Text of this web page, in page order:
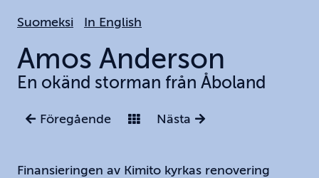
huvudinnehållet
Suomeksi In English
Amos Anderson
En okänd storman från Åboland
Föregående Nästa
Finansieringen av Kimito kyrkas renovering